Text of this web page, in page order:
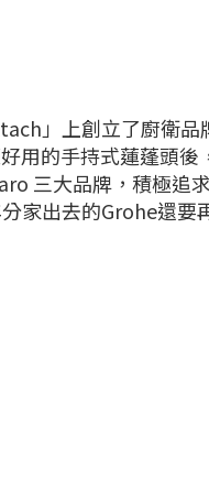
」上創立了廚衛
用的手持式蓮蓬頭
三大品牌，積極追
家出去的Grohe還要